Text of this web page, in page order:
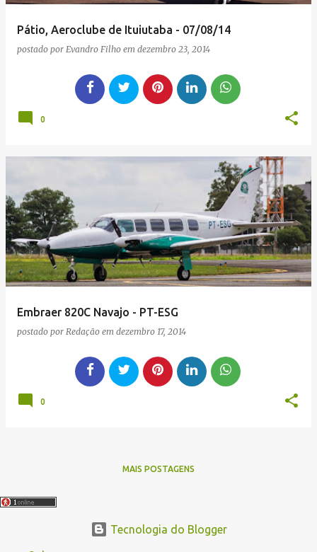
Pátio, Aeroclube de Ituiutaba - 07/08/14
postado por Evandro Filho em dezembro 23, 2014
0
Embraer 820C Navajo - PT-ESG
postado por Redação em dezembro 17, 2014
0
MAIS POSTAGENS
Tecnologia do Blogger